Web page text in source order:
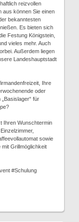
reizvollen
aus können Sie einen
bekanntesten
Es bieten sich
Festung Königstein,
vieles mehr. Auch
Außerdem liegen
Landeshauptstadt
Ihre
oder
für
Ihren Wunschtermin
sowie
mit Grillmöglichkeit
#Schulung